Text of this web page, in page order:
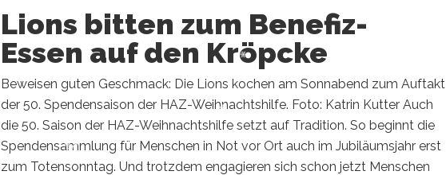
Lions bitten zum Benefiz-
Essen auf den Kröpcke
Beweisen guten Geschmack: Die Lions kochen am Sonnabend zum Auftakt
der 50. Spendensaison der HAZ-Weihnachtshilfe. Foto: Katrin Kutter Auch
die 50. Saison der HAZ-Weihnachtshilfe setzt auf Tradition. So beginnt die
Spendensammlung für Menschen in Not vor Ort auch im Jubiläumsjahr erst
zum Totensonntag. Und trotzdem engagieren sich schon jetzt Menschen